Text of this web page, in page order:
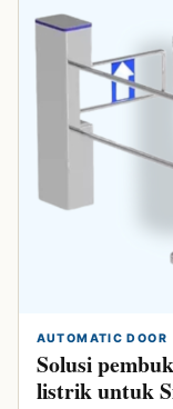
AUTOMATIC DOOR
Solusi
listrik untuk